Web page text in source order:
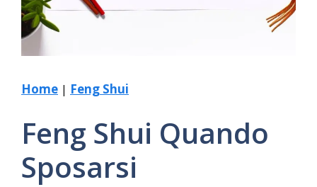
Home | Feng Shui
Feng Shui Quando
Sposarsi